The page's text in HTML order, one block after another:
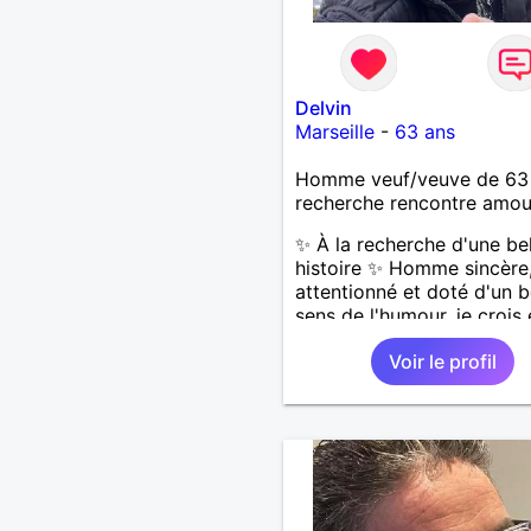
Delvin
Marseille- 63 ans
Homme veuf/veuve de
recherche rencontre
✨ À la recherche d'une
histoire ✨ Homme
attentionné et doté d'un
sens de l'humour, je crois
aux rencontres qui
une belle conversation et
construisent avec
respect et complicité.
de la vie : les balades, les
voyages, les découvertes,
moments partagés autour
Voir le profil